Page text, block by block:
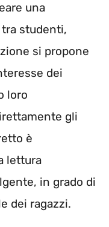
una
studenti,
si propone
dei
loro
gli
è
lettura
in grado di
dei ragazzi.